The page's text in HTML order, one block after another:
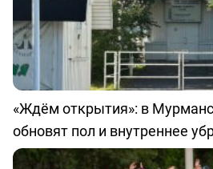
«Ждём открытия»: в
обновят пол и внутреннее